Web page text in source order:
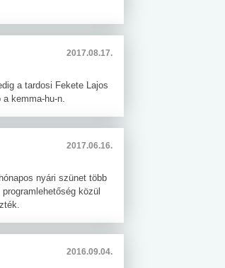
2017.08.17.
a tardosi Fekete Lajos
kemma-hu-n.
2017.06.16.
nyári szünet több
közül
2016.09.04.